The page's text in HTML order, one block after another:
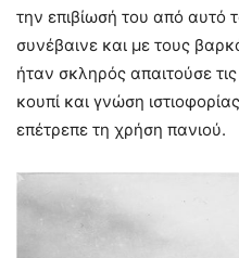
την επιβίωσή του από
συνέβαινε και με τους
ήταν σκληρός απαιτούσε
κουπί και γνώση
επέτρεπε τη χρήση πανιού.